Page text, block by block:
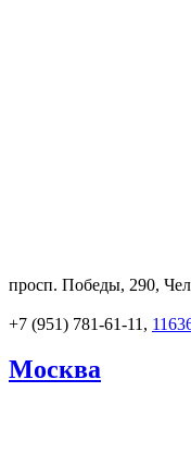
просп. Победы, 290,
+7 (951) 781-61-11,
Москва